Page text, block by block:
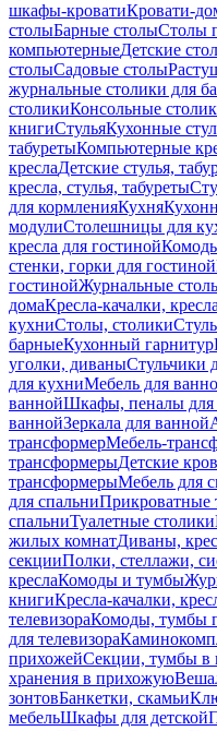
шкафы-кроватиКровати-
столыБарные столыСтолы
компьютерныеДетские
столыСадовые столы
журнальные столики для
столикиКонсольные
книгиСтульяКухонные
табуретыКомпьютерные
креслаДетские стулья,
кресла, стулья, табуреты
для кормленияКухня
модулиСтолешницы для
кресла для гостиной
стенки, горки для гостиной
гостинойЖурнальные
домаКресла-качалки,
кухниСтолы, столики
барныеКухонный гарнитур
уголки, диваныСтульчики
для кухниМебель для
ваннойШкафы, пеналы для
ваннойЗеркала для ванной
трансформерМебель-
трансформерыДетские
трансформерыМебель для
для спальниПрикроватные
спальниТуалетные столики
жилых комнатДиваны,
секцииПолки, стеллажи,
креслаКомоды и тумбы
книгиКресла-качалки,
телевизораКомоды, тумбы
для телевизора
прихожейСекции, тумбы в
хранения в прихожую
зонтовБанкетки, скамьи
мебельШкафы для детской